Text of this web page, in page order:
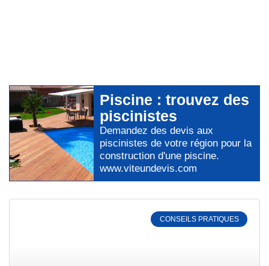
Piscine : trouvez des
piscinistes
Demandez des devis aux
piscinistes de votre région pour la
construction d'une piscine.
www.viteundevis.com
CONSEILS PRATIQUES